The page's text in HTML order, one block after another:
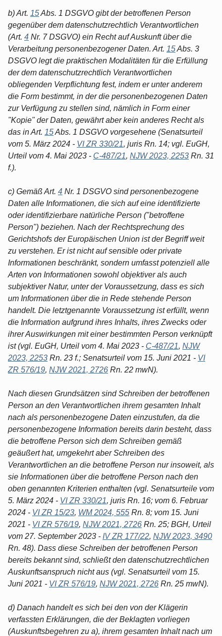
b) Art. 15Abs. 1 DSGVO gibt der betroffenen Person
gegenüber dem datenschutzrechtlich Verantwortlichen
(Art. 4 Nr. 7 DSGVO) ein Recht auf Auskunft über die
Verarbeitung personenbezogener Daten. Art. 15Abs. 3
DSGVO legt die praktischen Modalitäten für die Erfüllung
der dem datenschutzrechtlich Verantwortlichen
obliegenden Verpflichtung fest, indem er unter anderem
die Form bestimmt, in der die personenbezogenen Daten
zur Verfügung zu stellen sind, nämlich in Form einer
"Kopie" der Daten, gewährt aber kein anderes Recht als
das in Art. 15Abs. 1 DSGVO vorgesehene (Senatsurteil
vom 5. März 2024 - VI ZR 330/21, juris Rn. 14; vgl. EuGH,
Urteil vom 4. Mai 2023 - C-487/21, NJW 2023, 2253 Rn. 31
f.).
c) Gemäß Art. 4 Nr. 1 DSGVO sind personenbezogene
Daten alle Informationen, die sich auf eine identifizierte
oder identifizierbare natürliche Person ("betroffene
Person") beziehen. Nach der Rechtsprechung des
Gerichtshofs der Europäischen Union ist der Begriff weit
zu verstehen. Er ist nicht auf sensible oder private
Informationen beschränkt, sondern umfasst potenziell alle
Arten von Informationen sowohl objektiver als auch
subjektiver Natur, unter der Voraussetzung, dass es sich
um Informationen über die in Rede stehende Person
handelt. Die letztgenannte Voraussetzung ist erfüllt, wenn
die Information aufgrund ihres Inhalts, ihres Zwecks oder
ihrer Auswirkungen mit einer bestimmten Person verknüpft
ist (vgl. EuGH, Urteil vom 4. Mai 2023 - C-487/21, NJW
2023, 2253 Rn. 23 f.; Senatsurteil vom 15. Juni 2021 - VI
ZR 576/19, NJW 2021, 2726 Rn. 22 mwN).
Nach diesen Grundsätzen sind Schreiben der betroffenen
Person an den Verantwortlichen ihrem gesamten Inhalt
nach als personenbezogene Daten einzustufen, da die
personenbezogene Information bereits darin besteht, dass
die betroffene Person sich dem Schreiben gemäß
geäußert hat, umgekehrt aber Schreiben des
Verantwortlichen an die betroffene Person nur insoweit, als
sie Informationen über die betroffene Person nach den
oben genannten Kriterien enthalten (vgl. Senatsurteile vom
5. März 2024 - VI ZR 330/21, juris Rn. 16; vom 6. Februar
2024 - VI ZR 15/23, WM 2024, 555 Rn. 8; vom 15. Juni
2021 - VI ZR 576/19, NJW 2021, 2726 Rn. 25; BGH, Urteil
vom 27. September 2023 - IV ZR 177/22, NJW 2023, 3490
Rn. 48). Dass diese Schreiben der betroffenen Person
bereits bekannt sind, schließt den datenschutzrechtlichen
Auskunftsanspruch nicht aus (vgl. Senatsurteil vom 15.
Juni 2021 - VI ZR 576/19, NJW 2021, 2726 Rn. 25 mwN).
d) Danach handelt es sich bei den von der Klägerin
verfassten Erklärungen, die der Beklagten vorliegen
(Auskunftsbegehren zu a), ihrem gesamten Inhalt nach um